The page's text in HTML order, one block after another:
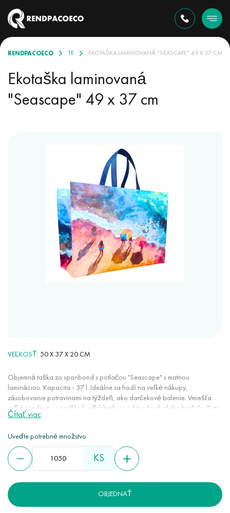
RENDPACOECO
EKOTAŠKY V SORTIMENTE EKOTAŠKA LAMINOVANÁ "SEASCAPE" 49 X 37 CM
Ekotaška laminovaná
"Seascape" 49 x 37 cm
VEĽKOSŤ 50 X 37 X 20 CM
Objemná taška zo spanbond s potlačou "Seascape" s matnou
lamináciou. Kapacita - 37 l. Ideálne sa hodí na veľké nákupy,
zásobovanie potravinami na týždeň, ako darčekové balenie. Vmiešťa
veľké predmety, napríklad veľkú krabicu od topánok alebo korčule. Tieto
tašky sú mimoriadne pohodlné na každodenné používanie: veľmi
praktické, spoľahlivé, trvanlivé a jasné. Na rozdiel od papierového
alebo polyetylénového sáčku vydržia oveľa dlhšie. Metóda tlače
umožňuje nanášať akékoľvek kvalitné obrázky. Lesklé alebo matné
laminovanie dodáva spanbondu vodoodolné vlastnosti a zvyšuje jeho
Čítať viac
Uveďte potrebné množstvo
KS
OBJEDNAŤ